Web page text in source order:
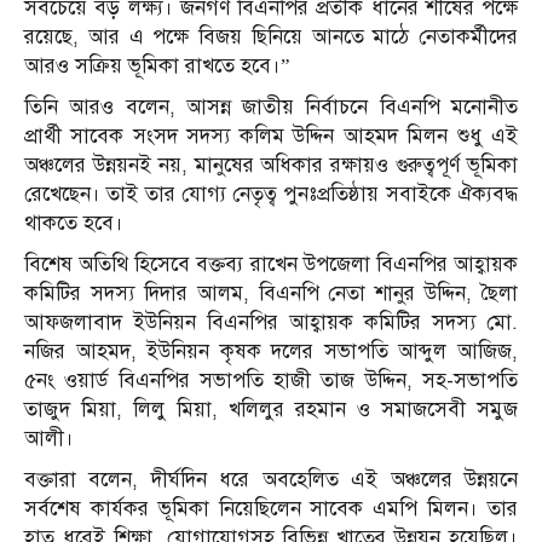
সবচেয়ে বড় লক্ষ্য। জনগণ বিএনপির প্রতীক ধানের শীষের পক্ষে
রয়েছে, আর এ পক্ষে বিজয় ছিনিয়ে আনতে মাঠে নেতাকর্মীদের
আরও সক্রিয় ভূমিকা রাখতে হবে।”
তিনি আরও বলেন, আসন্ন জাতীয় নির্বাচনে বিএনপি মনোনীত
প্রার্থী সাবেক সংসদ সদস্য কলিম উদ্দিন আহমদ মিলন শুধু এই
অঞ্চলের উন্নয়নই নয়, মানুষের অধিকার রক্ষায়ও গুরুত্বপূর্ণ ভূমিকা
রেখেছেন। তাই তার যোগ্য নেতৃত্ব পুনঃপ্রতিষ্ঠায় সবাইকে ঐক্যবদ্ধ
থাকতে হবে।
বিশেষ অতিথি হিসেবে বক্তব্য রাখেন উপজেলা বিএনপির আহ্বায়ক
কমিটির সদস্য দিদার আলম, বিএনপি নেতা শানুর উদ্দিন, ছৈলা
আফজলাবাদ ইউনিয়ন বিএনপির আহ্বায়ক কমিটির সদস্য মো.
নজির আহমদ, ইউনিয়ন কৃষক দলের সভাপতি আব্দুল আজিজ,
৫নং ওয়ার্ড বিএনপির সভাপতি হাজী তাজ উদ্দিন, সহ-সভাপতি
তাজুদ মিয়া, লিলু মিয়া, খলিলুর রহমান ও সমাজসেবী সমুজ
আলী।
বক্তারা বলেন, দীর্ঘদিন ধরে অবহেলিত এই অঞ্চলের উন্নয়নে
সর্বশেষ কার্যকর ভূমিকা নিয়েছিলেন সাবেক এমপি মিলন। তার